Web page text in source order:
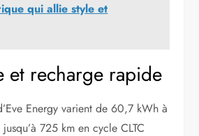
qui allie style et
et recharge rapide
Energy varient de 60,7 kWh à
725 km en cycle CLTC